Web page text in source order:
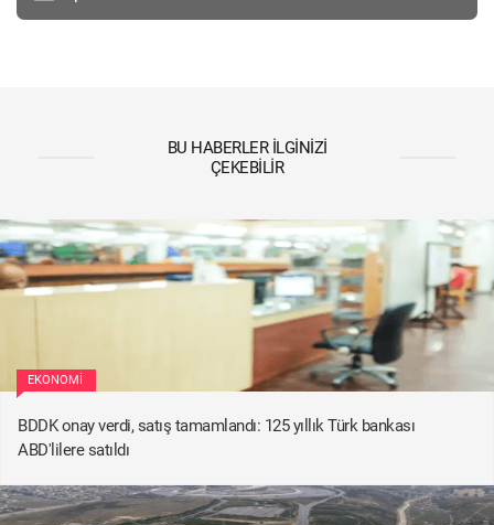
BU HABERLER İLGINIZI
ÇEKEBILIR
EKONOMI
BDDK onay verdi, satış tamamlandı: 125 yıllık Türk bankası
ABD'lilere satıldı